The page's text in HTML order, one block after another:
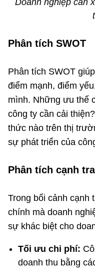
Phân tích SWOT
Phân tích SWOT
điểm mạnh, điểm
mình. Những ưu thế
công ty cần cải
thức nào trên thị
sự phát triển của
Phân tích cạnh
Trong bối cảnh cạnh
chính mà doanh
sự khác biệt cho
Tối ưu chi phí:
doanh thu bằng